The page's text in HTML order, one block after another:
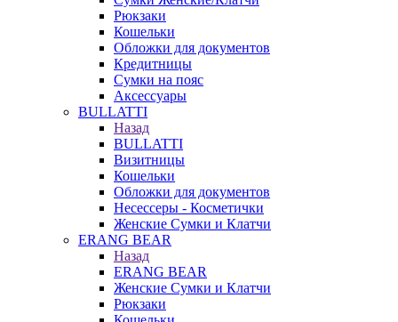
Рюкзаки
Кошельки
Обложки для документов
Кредитницы
Сумки на пояс
Аксессуары
BULLATTI
Назад
BULLATTI
Визитницы
Кошельки
Обложки для документов
Несессеры - Косметички
Женские Сумки и Клатчи
ERANG BEAR
Назад
ERANG BEAR
Женские Сумки и Клатчи
Рюкзаки